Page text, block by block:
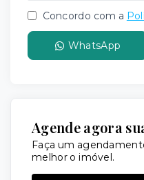
Concordo com a
WhatsApp
Agende agora
Faça um
melhor o imóvel.